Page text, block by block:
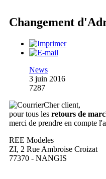
Changement
News
3 juin 2016
7287
Cher client,
pour tous les retours de
merci de prendre en compte
REE Modeles
ZI, 2 Rue Ambroise Croizat
77370 - NANGIS